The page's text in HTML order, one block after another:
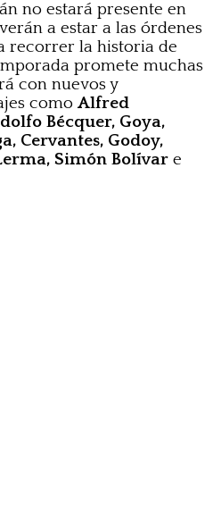
no estará presente en
a estar a las órdenes
recorrer la historia de
promete muchas
con nuevos y
como Alfred
Bécquer, Goya,
Cervantes, Godoy,
Simón Bolívar e